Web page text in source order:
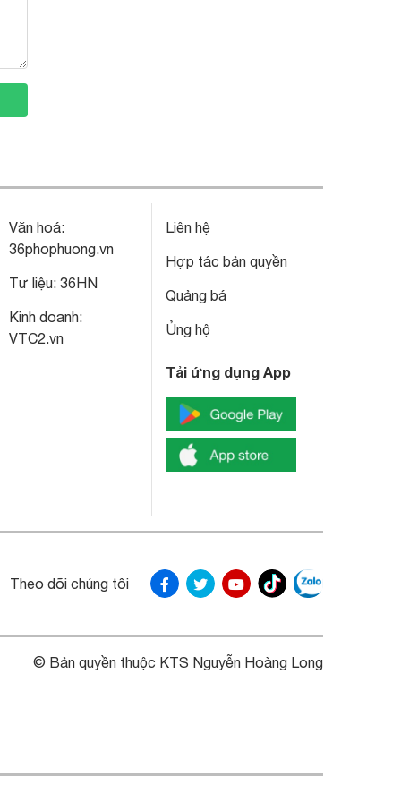
Văn hoá:
36phophuong.vn
Tư liệu: 36HN
Kinh doanh:
VTC2.vn
Liên hệ
Hợp tác bản quyền
Quảng bá
Ủng hộ
Tải ứng dụng App
Theo dõi chúng tôi
© Bản quyền thuộc KTS Nguyễn Hoàng Long